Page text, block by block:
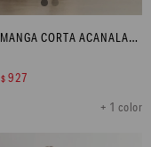
POLERA MANGA CORTA ACANALADA - BORDO MELANGE
+ 1 color
$ 927